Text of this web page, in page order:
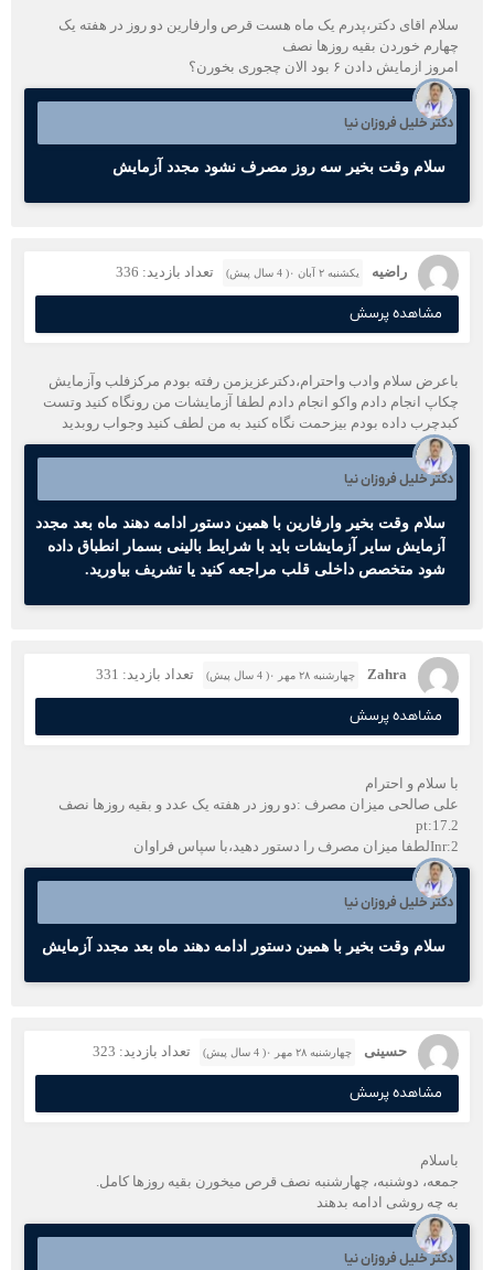
سلام اقای دکتر،پدرم یک ماه هست قرص وارفارین دو روز در هفته یک
چهارم خوردن بقیه روزها نصف
امروز ازمایش دادن ۶ بود الان چجوری بخورن؟
دکتر خلیل فروزان نیا
سلام وقت بخیر سه روز مصرف نشود مجدد آزمایش
راضیه یکشنبه ۲ آبان ۰( 4 سال پیش) تعداد بازدید: 336
مشاهده پرسش
باعرض سلام وادب واحترام،دکترعزیزمن رفته بودم مرکزفلب وآزمایش
چکاپ انجام دادم واکو انجام دادم لطفا آزمایشات من رونگاه کنید وتست
کبدچرب داده بودم بیزحمت نگاه کنید به من لطف کنید وجواب روبدید
دکتر خلیل فروزان نیا
سلام وقت بخیر وارفارین با همین دستور ادامه دهند ماه بعد مجدد
آزمایش سایر آزمایشات باید با شرایط بالینی بسمار انطباق داده
شود متخصص داخلی قلب مراجعه کنید یا تشریف بیاورید.
Zahra چهارشنبه ۲۸ مهر ۰( 4 سال پیش) تعداد بازدید: 331
مشاهده پرسش
با سلام و احترام
علی صالحی میزان مصرف :دو روز در هفته یک عدد و بقیه روزها نصف
pt:17.2
Inr:2لطفا میزان مصرف را دستور دهید،با سپاس فراوان
دکتر خلیل فروزان نیا
سلام وقت بخیر با همین دستور ادامه دهند ماه بعد مجدد آزمایش
حسینی چهارشنبه ۲۸ مهر ۰( 4 سال پیش) تعداد بازدید: 323
مشاهده پرسش
باسلام
جمعه، دوشنبه، چهارشنبه نصف قرص میخورن بقیه روزها کامل.
به چه روشی ادامه بدهند
دکتر خلیل فروزان نیا